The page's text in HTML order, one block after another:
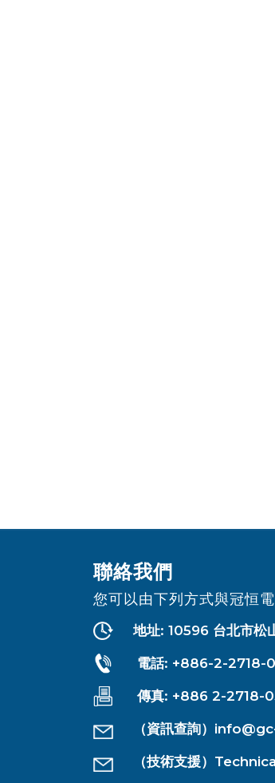
聯絡我們
您可以由下列方式與冠恒
地址: 10596 台北市松
電話: +886-2-2718-
傳真: +886 2-2718-
（資訊查詢）
（技術支援）